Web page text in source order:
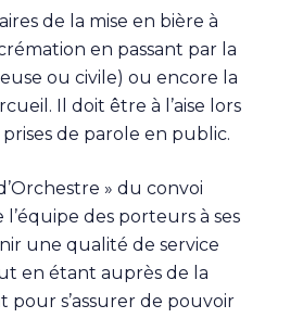
de la mise en bière à
en passant par la
ou civile) ou encore la
Il doit être à l’aise lors
de parole en public.
» du convoi
des porteurs à ses
une qualité de service
en étant auprès de la
s’assurer de pouvoir